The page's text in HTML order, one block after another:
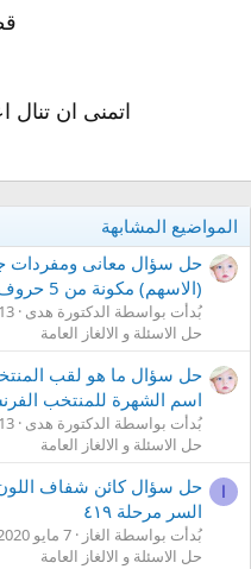
اتمنى ان تنال
المواضيع المشابهة
حل سؤال معانى ومفردات
(الاسهم) مكونة من 5 حروف
بُدأت بواسطة الدكتورة هدى 13 أغسطس 2020
حل الاسئلة و الالغاز العامة
حل سؤال ما هو لقب
اسم الشهرة للمنتخب
بُدأت بواسطة الدكتورة هدى 13 أغسطس 2020
حل الاسئلة و الالغاز العامة
ا
السر مرحلة ٤١٩
بُدأت بواسطة الغاز 7 مايو 2020
حل الاسئلة و الالغاز العامة